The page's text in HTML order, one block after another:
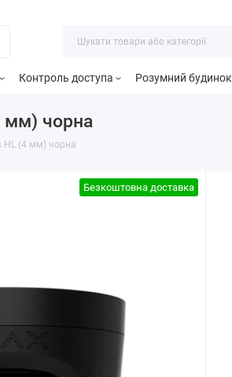
Контроль доступа Розумний будинок
мм) чорна
HL (4 мм) чорна
Безкоштовна доставка